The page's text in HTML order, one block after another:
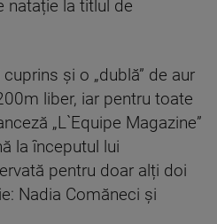
natație la titlul de
și o „dublă” de aur
liber, iar pentru toate
„L`Equipe Magazine”
la începutul lui
pentru doar alți doi
Nadia Comăneci și